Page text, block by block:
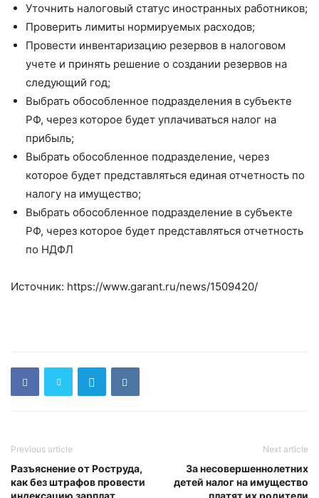
Уточнить налоговый статус иностранных работников;
Проверить лимиты нормируемых расходов;
Провести инвентаризацию резервов в налоговом
учете и принять решение о создании резервов на
следующий год;
Выбрать обособленное подразделения в субъекте
РФ, через которое будет уплачиваться налог на
прибыль;
Выбрать обособленное подразделение, через
которое будет представляться единая отчетность по
налогу на имущество;
Выбрать обособленное подразделение в субъекте
РФ, через которое будет представляться отчетность
по НДФЛ
Источник: https://www.garant.ru/news/1509420/
Previous article
Разъяснение от Роструда,
как без штрафов провести
индексацию зарплат
Next article
За несовершеннолетних
детей налог на имущество
платят их родители